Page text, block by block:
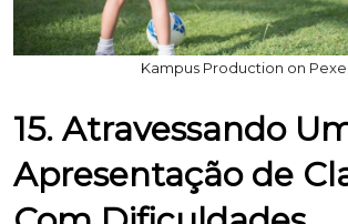
Kampus Production on
15. Atravessando
Apresentação de